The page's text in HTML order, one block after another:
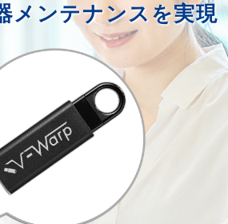
メンテナンスを実現